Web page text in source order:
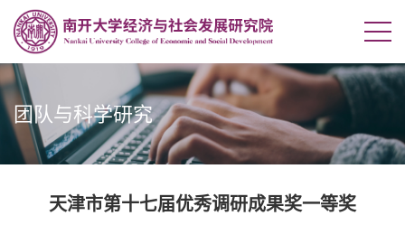
团队与科学研究
天津市第十七届优秀调研成果奖一等奖